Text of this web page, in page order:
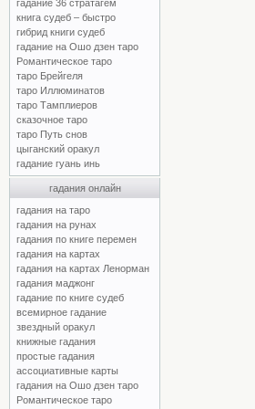
гадание 36 стратагем
книга судеб – быстро
гибрид книги судеб
гадание на Ошо дзен таро
Романтическое таро
таро Брейгеля
таро Иллюминатов
таро Тамплиеров
сказочное таро
таро Путь снов
цыганский оракул
гадание гуань инь
гадания онлайн
гадания на таро
гадания на рунах
гадания по книге перемен
гадания на картах
гадания на картах Ленорман
гадания маджонг
гадание по книге судеб
всемирное гадание
звездный оракул
книжные гадания
простые гадания
ассоциативные карты
гадания на Ошо дзен таро
Романтическое таро